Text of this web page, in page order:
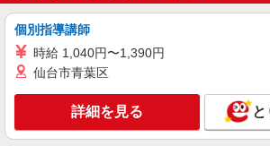
イカー・バイク通勤もOK
キープ
（株）ウィルオブ・ワークCW 広島支店/
個別指導講師
時給 1,040円〜1,390円
仙台市青葉区
詳細を見る